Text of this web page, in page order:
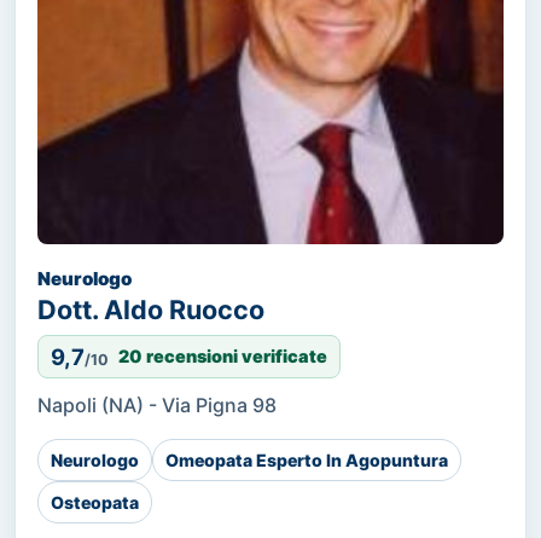
Neurologo
Dott. Aldo Ruocco
9,7/10 20 recensioni verificate
Napoli (NA) - Via Pigna 98
Neurologo Omeopata Esperto In Agopuntura
Osteopata